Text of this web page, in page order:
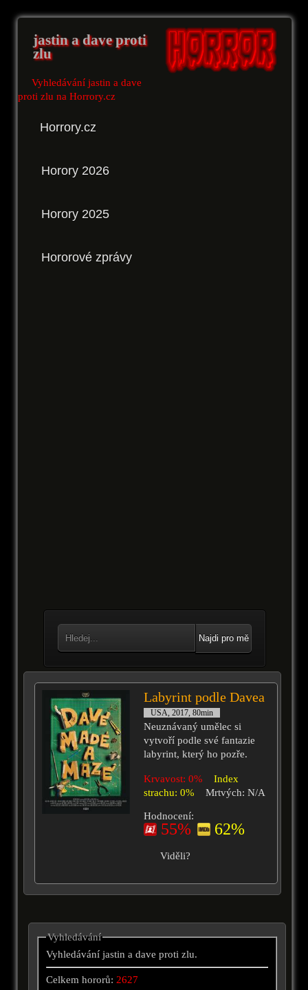
jastin a dave proti
zlu
Vyhledávání jastin a dave
proti zlu na Horrory.cz
Horrory.cz
Horory 2026
Horory 2025
Hororové zprávy
Najdi pro mě
Labyrint podle Davea
USA, 2017, 80min
Neuznávaný umělec si
vytvoří podle své fantazie
labyrint, který ho pozře.
Krvavost: 0%
Index
strachu: 0%
Mrtvých: N/A
Hodnocení:
55% 62%
Viděli?
Vyhledávání
Vyhledávání jastin a dave proti zlu.
Celkem hororů:2627